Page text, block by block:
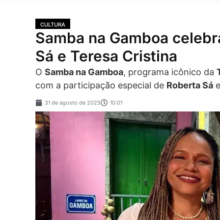
CULTURA
Samba na Gamboa
Sá e Teresa Cristina
O Samba na Gamboa, programa icônico da
com a participação especial de Roberta Sá
31 de agosto de 2025 10:01